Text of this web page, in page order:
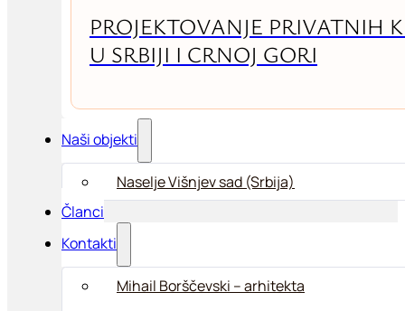
PROJEKTOVANJE PRIVATNIH
U SRBIJI I CRNOJ GORI
Naši objekti
Naselje Višnjev sad (Srbija)
Članci
Kontakti
Mihail Borščevski – arhitekta